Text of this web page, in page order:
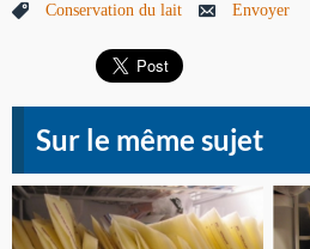
Conservation du lait
Envoyer
Sur le même sujet